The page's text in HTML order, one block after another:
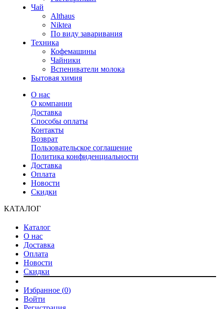
Чай
Althaus
Niktea
По виду заваривания
Техника
Кофемашины
Чайники
Вспениватели молока
Бытовая химия
О нас
О компании
Доставка
Способы оплаты
Контакты
Возврат
Пользовательское соглашение
Политика конфиденциальности
Доставка
Оплата
Новости
Скидки
КАТАЛОГ
Каталог
О нас
Доставка
Оплата
Новости
Скидки
Избранное (0)
Войти